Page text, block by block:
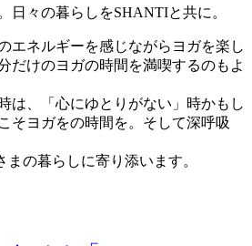
日々の暮らしをSHANTIと共に。
エネルギーを感じながらヨガを楽し
だけのヨガの時間を満喫するのもよ
は、「心にゆとりがない」時かもし
そヨガをの時間を。そして深呼吸
の暮らしに寄り添います。